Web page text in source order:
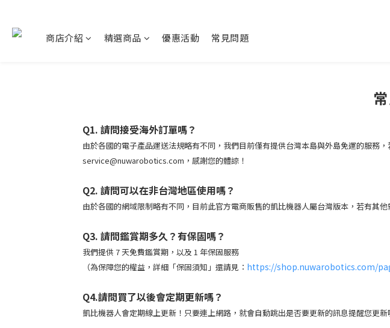
商店介紹 精選商品 優惠活動 常見問題
Q1. 請問接受海外訂單嗎？
由於各國的電子產品運送法規略有不同，我們目前僅有提供台灣本島與外島免運的服務
service@nuwarobotics.com，感謝您的體諒！
Q2. 請問可以在非台灣地區使用嗎？
由於各國的網域限制略有不同，目前此官方電商販售的凱比機器人屬台灣版本，若有其
Q3. 請問鑑賞期多久？有保固嗎？
我們提供 7 天免費鑑賞期，以及 1 年保固服務
（為保障您的權益，詳細「保固須知」還請見： https://shop.nuwarobotics.com/
Q4.請問買了以後會定期更新嗎？
凱比機器人會定期線上更新！只要連上網路，就會自動跳出是否要更新的訊息提醒您更新